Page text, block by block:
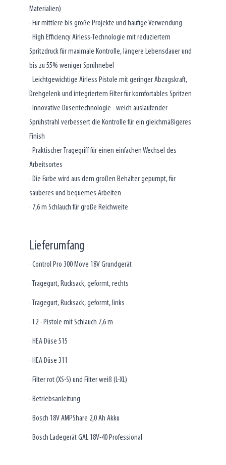
Materialien)
· Für mittlere bis große Projekte und häufige Verwendung
· High Efficiency Airless-Technologie mit reduziertem
Spritzdruck für maximale Kontrolle, längere Lebensdauer und
bis zu 55% weniger Sprühnebel
· Leichtgewichtige Airless Pistole mit geringer Abzugskraft,
Drehgelenk und integriertem Filter für komfortables Spritzen
· Innovative Düsentechnologie - weich auslaufender
Sprühstrahl verbessert die Kontrolle für ein gleichmäßigeres
Finish
· Praktischer Tragegriff für einen einfachen Wechsel des
Arbeitsortes
· Die Farbe wird aus dem großen Behälter gepumpt, für
sauberes und bequemes Arbeiten
· 7,6 m Schlauch für große Reichweite
Lieferumfang
· Control Pro 300 Move 18V Grundgerät
· Tragegurt, Rucksack, geformt, rechts
· Tragegurt, Rucksack, geformt, links
· T2 - Pistole mit Schlauch 7,6 m
· HEA Düse 515
· HEA Düse 311
· Filter rot (XS-S) und Filter weiß (L-XL)
· Betriebsanleitung
· Bosch 18V AMPShare 2,0 Ah Akku
· Bosch Ladegerät GAL 18V-40 Professional